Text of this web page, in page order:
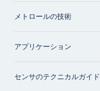
メトロールの技術
アプリケーション
センサのテクニカルガイド